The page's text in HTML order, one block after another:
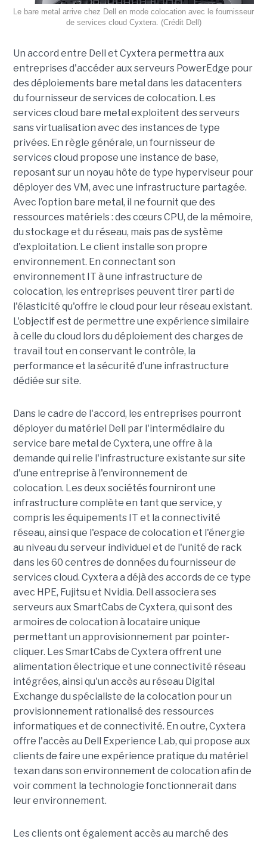
Le bare metal arrive chez Dell en mode colocation avec le fournisseur
de services cloud Cyxtera. (Crédit Dell)
Un accord entre Dell et Cyxtera permettra aux
entreprises d'accéder aux serveurs PowerEdge pour
des déploiements bare metal dans les datacenters
du fournisseur de services de colocation. Les
services cloud bare metal exploitent des serveurs
sans virtualisation avec des instances de type
privées. En règle générale, un fournisseur de
services cloud propose une instance de base,
reposant sur un noyau hôte de type hyperviseur pour
déployer des VM, avec une infrastructure partagée.
Avec l’option bare metal, il ne fournit que des
ressources matériels : des cœurs CPU, de la mémoire,
du stockage et du réseau, mais pas de système
d'exploitation. Le client installe son propre
environnement. En connectant son
environnement IT à une infrastructure de
colocation, les entreprises peuvent tirer parti de
l'élasticité qu'offre le cloud pour leur réseau existant.
L'objectif est de permettre une expérience similaire
à celle du cloud lors du déploiement des charges de
travail tout en conservant le contrôle, la
performance et la sécurité d'une infrastructure
dédiée sur site.
Dans le cadre de l'accord, les entreprises pourront
déployer du matériel Dell par l'intermédiaire du
service bare metal de Cyxtera, une offre à la
demande qui relie l'infrastructure existante sur site
d'une entreprise à l'environnement de
colocation. Les deux sociétés fourniront une
infrastructure complète en tant que service, y
compris les équipements IT et la connectivité
réseau, ainsi que l'espace de colocation et l'énergie
au niveau du serveur individuel et de l'unité de rack
dans les 60 centres de données du fournisseur de
services cloud. Cyxtera a déjà des accords de ce type
avec HPE, Fujitsu et Nvidia. Dell associera ses
serveurs aux SmartCabs de Cyxtera, qui sont des
armoires de colocation à locataire unique
permettant un approvisionnement par pointer-
cliquer. Les SmartCabs de Cyxtera offrent une
alimentation électrique et une connectivité réseau
intégrées, ainsi qu'un accès au réseau Digital
Exchange du spécialiste de la colocation pour un
provisionnement rationalisé des ressources
informatiques et de connectivité. En outre, Cyxtera
offre l'accès au Dell Experience Lab, qui propose aux
clients de faire une expérience pratique du matériel
texan dans son environnement de colocation afin de
voir comment la technologie fonctionnerait dans
leur environnement.
Les clients ont également accès au marché des